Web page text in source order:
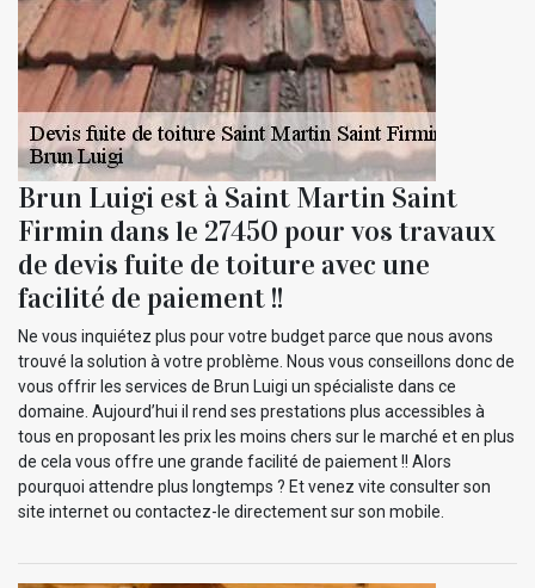
Brun Luigi est à Saint Martin Saint
Firmin dans le 27450 pour vos travaux
de devis fuite de toiture avec une
facilité de paiement !!
Ne vous inquiétez plus pour votre budget parce que nous avons
trouvé la solution à votre problème. Nous vous conseillons donc de
vous offrir les services de Brun Luigi un spécialiste dans ce
domaine. Aujourd’hui il rend ses prestations plus accessibles à
tous en proposant les prix les moins chers sur le marché et en plus
de cela vous offre une grande facilité de paiement !! Alors
pourquoi attendre plus longtemps ? Et venez vite consulter son
site internet ou contactez-le directement sur son mobile.